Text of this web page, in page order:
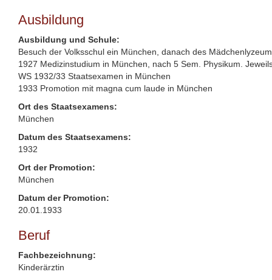
Ausbildung
Ausbildung und Schule:
Besuch der Volksschul ein München, danach des
1927 Medizinstudium in München, nach 5 Sem. Physikum.
WS 1932/33 Staatsexamen in München
1933 Promotion mit magna cum laude in München
Ort des Staatsexamens:
München
Datum des Staatsexamens:
1932
Ort der Promotion:
München
Datum der Promotion:
20.01.1933
Beruf
Fachbezeichnung:
Kinderärztin